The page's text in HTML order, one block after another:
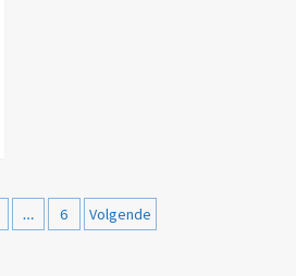
… 6 Volgende